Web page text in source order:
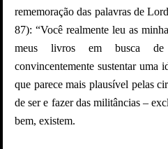
rememoração das palavras de
87): “Você realmente leu as
meus livros em busca de
convincentemente sustentar
que parece mais plausível pelas
de ser e fazer das militâncias –
bem, existem.